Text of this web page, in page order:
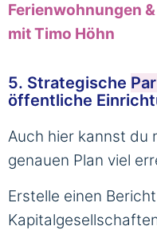
Ferienwohnungen
mit Timo Höhn
5. Strategische
öffentliche
Auch hier kannst du
genauen Plan viel
Erstelle einen